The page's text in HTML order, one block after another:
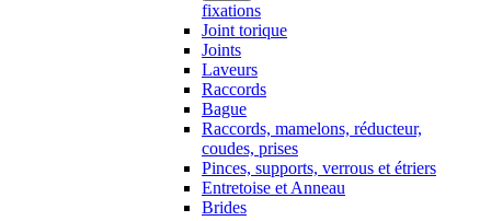
fixations
Joint torique
Joints
Laveurs
Raccords
Bague
Raccords, mamelons, réducteur,
coudes, prises
Pinces, supports, verrous et étriers
Entretoise et Anneau
Brides